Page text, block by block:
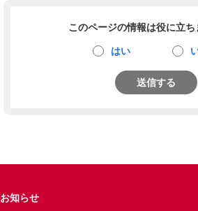
このページの情報は役に立ち
はい
送信する
お知らせ